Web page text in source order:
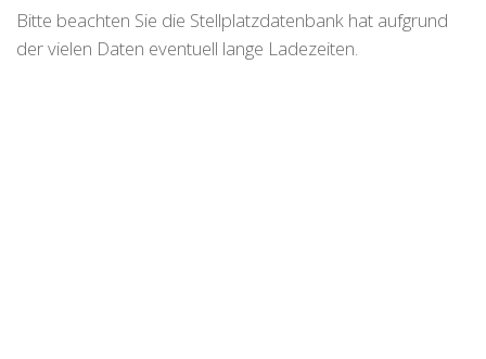
Bitte beachten Sie die Stellplatzdatenbank hat aufgrund
der vielen Daten eventuell lange Ladezeiten.